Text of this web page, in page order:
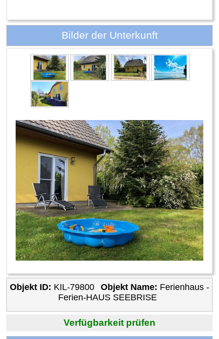
Bilder der Unterkunft
Objekt ID: KIL-79800 Objekt Name: Ferienhaus -
Ferien-HAUS SEEBRISE
Verfügbarkeit prüfen